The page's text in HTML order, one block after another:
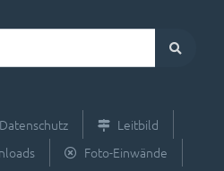
Datenschutz
Leitbild
Foto-Einwände